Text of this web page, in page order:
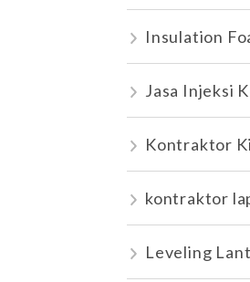
Insulation
Jasa Injeksi
Kontraktor
kontraktor
Leveling